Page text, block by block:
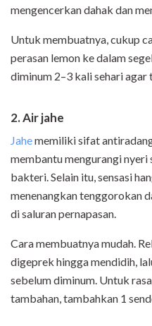
mengencerkan dahak dan
Untuk membuatnya, cukup
perasan lemon ke dalam
diminum 2–3 kali sehari
2. Air jahe
Jahememiliki sifat
membantu mengurangi
bakteri. Selain itu, sensasi
menenangkan tenggorokan
di saluran pernapasan.
Cara membuatnya mudah.
digeprek hingga mendidih,
sebelum diminum. Untuk
tambahan, tambahkan 1